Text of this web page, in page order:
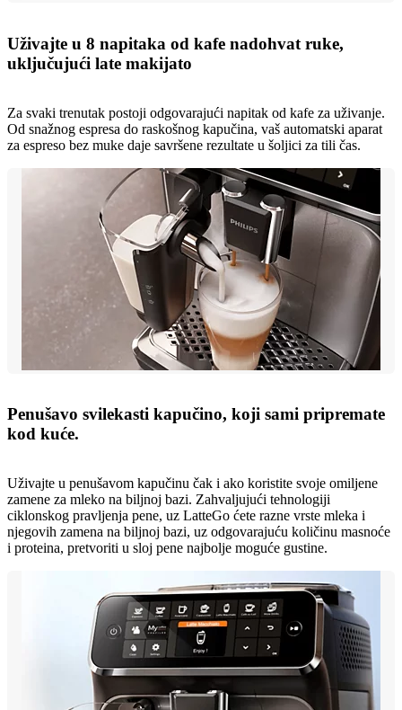
Uživajte u 8 napitaka od kafe nadohvat ruke,
uključujući late makijato
Za svaki trenutak postoji odgovarajući napitak od kafe za uživanje.
Od snažnog espresa do raskošnog kapučina, vaš automatski aparat
za espreso bez muke daje savršene rezultate u šoljici za tili čas.
Penušavo svilekasti kapučino, koji sami pripremate
kod kuće.
Uživajte u penušavom kapučinu čak i ako koristite svoje omiljene
zamene za mleko na biljnoj bazi. Zahvaljujući tehnologiji
ciklonskog pravljenja pene, uz LatteGo ćete razne vrste mleka i
njegovih zamena na biljnoj bazi, uz odgovarajuću količinu masnoće
i proteina, pretvoriti u sloj pene najbolje moguće gustine.